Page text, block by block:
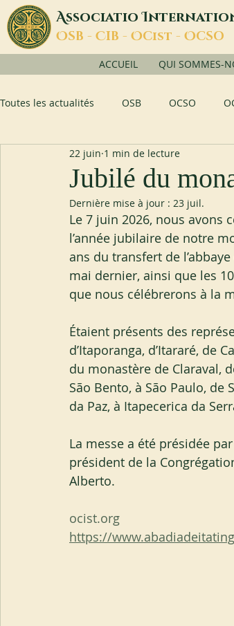
AssociatioI
OSB - CIB - OCist - OCSO
ACCUEIL QUI SOMMES-
Toutes les actualités OSB OCSO
Jubilé du
22 juin 1 min de lecture
Dernière mise à jour : 23 juil.
Le 7 juin 2026, nous avons
l’année jubilaire de notre
ans du transfert de
mai dernier, ainsi que les
que nous célébrerons à la
Étaient présents des
d’Itaporanga, d’Itararé, de
du monastère de Claraval,
São Bento, à São Paulo, de
da Paz, à Itapecerica da
La messe a été présidée
président de la
Alberto.
ocist.org
https://